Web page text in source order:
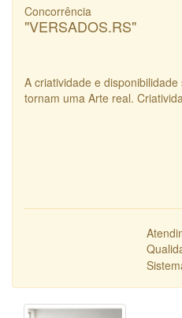
Concorrência
"VERSADOS.RS"
A criatividade e
tornam uma Arte real.